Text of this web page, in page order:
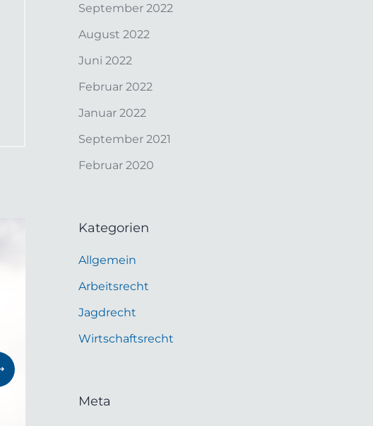
September 2022
August 2022
Juni 2022
Februar 2022
Januar 2022
September 2021
Februar 2020
Kategorien
Allgemein
Arbeitsrecht
Jagdrecht
Wirtschaftsrecht
Meta